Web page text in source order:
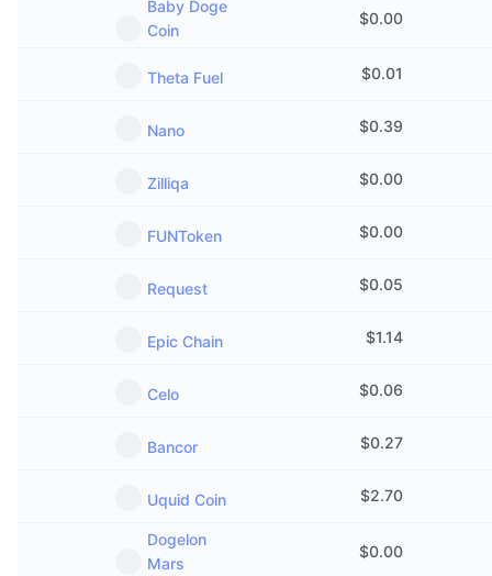
Baby Doge
Coin
$0.00
Theta Fuel $0.01
Nano $0.39
Zilliqa $0.00
FUNToken $0.00
Request $0.05
Epic Chain $1.14
Celo $0.06
Bancor $0.27
Uquid Coin $2.70
Dogelon
Mars
$0.00